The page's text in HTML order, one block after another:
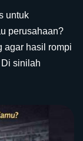
untuk
perusahaan?
agar hasil rompi
sinilah